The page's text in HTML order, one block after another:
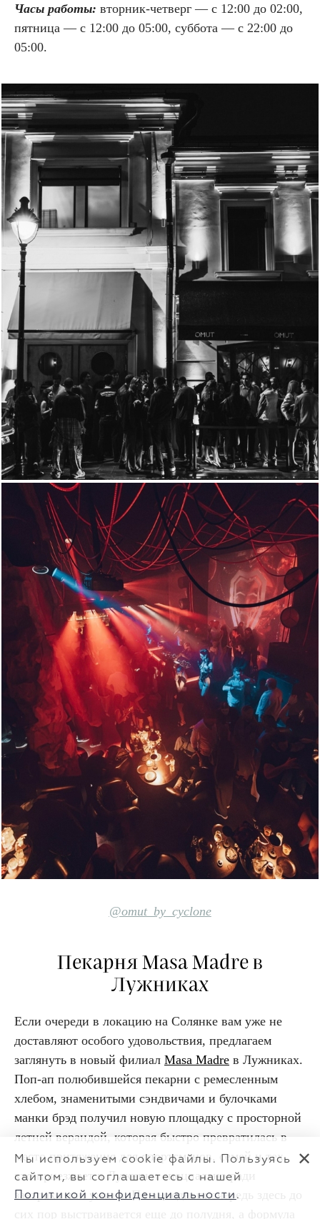
Часы работы: вторник-четверг — с 12:00 до 02:00,
пятница — с 12:00 до 05:00, суббота — с 22:00 до
05:00.
@omut_by_cyclone
Пекарня Masa Madre в
Лужниках
Если очереди в локацию на Солянке вам уже не
доставляют особого удовольствия, предлагаем
заглянуть в новый филиал Masa Madre в Лужниках.
Поп-ап полюбившейся пекарни с ремесленным
хлебом, знаменитыми сэндвичами и булочками
манки брэд получил новую площадку с просторной
летней верандой, которая быстро превратилась в
место притяжения для спортсменов, семей и тех,
кто приезжает в Лужники специально ради
завтрака или ужина. По выходным очередь здесь до
Мы используем cookie файлы. Пользуясь
сайтом, вы соглашаетесь с нашей
Политикой конфиденциальности .
✕